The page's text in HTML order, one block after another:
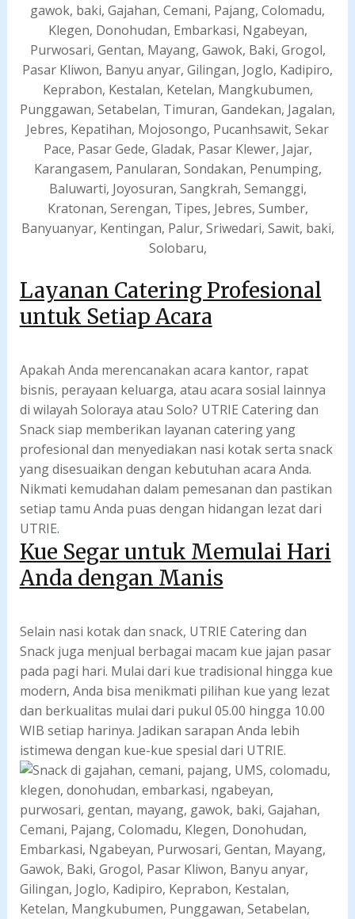
gawok, baki, Gajahan, Cemani, Pajang, Colomadu,
Klegen, Donohudan, Embarkasi, Ngabeyan,
Purwosari, Gentan, Mayang, Gawok, Baki, Grogol,
Pasar Kliwon, Banyu anyar, Gilingan, Joglo, Kadipiro,
Keprabon, Kestalan, Ketelan, Mangkubumen,
Punggawan, Setabelan, Timuran, Gandekan, Jagalan,
Jebres, Kepatihan, Mojosongo, Pucanhsawit, Sekar
Pace, Pasar Gede, Gladak, Pasar Klewer, Jajar,
Karangasem, Panularan, Sondakan, Penumping,
Baluwarti, Joyosuran, Sangkrah, Semanggi,
Kratonan, Serengan, Tipes, Jebres, Sumber,
Banyuanyar, Kentingan, Palur, Sriwedari, Sawit, baki,
Solobaru,
Layanan Catering Profesional
untuk Setiap Acara
Apakah Anda merencanakan acara kantor, rapat
bisnis, perayaan keluarga, atau acara sosial lainnya
di wilayah Soloraya atau Solo? UTRIE Catering dan
Snack siap memberikan layanan catering yang
profesional dan menyediakan nasi kotak serta snack
yang disesuaikan dengan kebutuhan acara Anda.
Nikmati kemudahan dalam pemesanan dan pastikan
setiap tamu Anda puas dengan hidangan lezat dari
UTRIE.
Kue Segar untuk Memulai Hari
Anda dengan Manis
Selain nasi kotak dan snack, UTRIE Catering dan
Snack juga menjual berbagai macam kue jajan pasar
pada pagi hari. Mulai dari kue tradisional hingga kue
modern, Anda bisa menikmati pilihan kue yang lezat
dan berkualitas mulai dari pukul 05.00 hingga 10.00
WIB setiap harinya. Jadikan sarapan Anda lebih
istimewa dengan kue-kue spesial dari UTRIE.